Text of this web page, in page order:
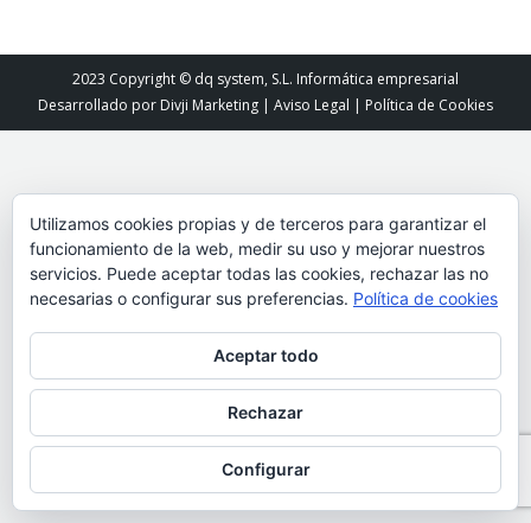
2023 Copyright © dq system, S.L. Informática empresarial
Desarrollado por Divji Marketing | Aviso Legal | Política de Cookies
Utilizamos cookies propias y de terceros para garantizar el
funcionamiento de la web, medir su uso y mejorar nuestros
servicios. Puede aceptar todas las cookies, rechazar las no
necesarias o configurar sus preferencias. Política de cookies
Aceptar todo
Rechazar
Configurar